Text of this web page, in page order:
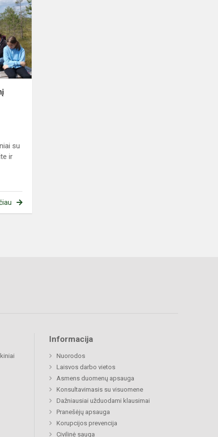
į
Viešvilės
valstybinį
gamtinį
rezervatą
su
ir
Informacija
Nuorodos
Laisvos darbo vietos
Asmens duomenų apsauga
Konsultavimasis su visuomene
Dažniausiai užduodami klausimai
Pranešėjų apsauga
Korupcijos prevencija
Civilinė sauga